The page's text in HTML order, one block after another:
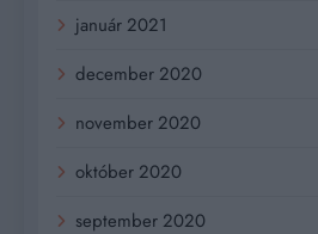
január 2021
december 2020
november 2020
október 2020
september 2020